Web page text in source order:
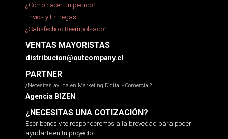
¿Cómo hacer un pedido?
Envíos y Entregas
¿Satisfecho o Reembolsado?
VENTAS MAYORISTAS
distribucion@outcompany.cl
PARTNER
¿Necesitas ayuda en Marketing Digital - Comercial?
Agencia BIZEN
¿NECESITAS UNA COTIZACIÓN?
Escríbenos y te responderemos a la brevedad para poder
ayudarte en tu proyecto.